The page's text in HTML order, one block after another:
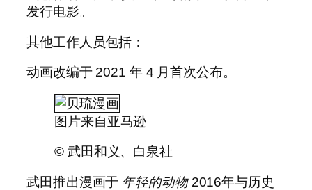
发行电影。
其他工作人员包括：
动画改编于 2021 年 4 月首次公布。
图片来自亚马逊
© 武田和义、白泉社
武田推出漫画于 年轻的动物2016年与历史